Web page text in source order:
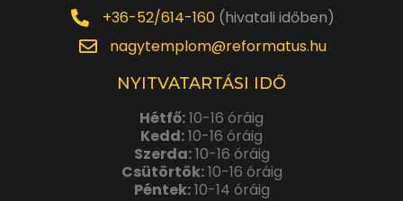
+36-52/614-160(hivatali időben)
nagytemplom@reformatus.hu
NYITVATARTÁSI IDŐ
Hétfő:10-16 óráig
Kedd:10-16 óráig
Szerda:10-16 óráig
Csütörtök:10-16 óráig
Péntek:10-14 óráig